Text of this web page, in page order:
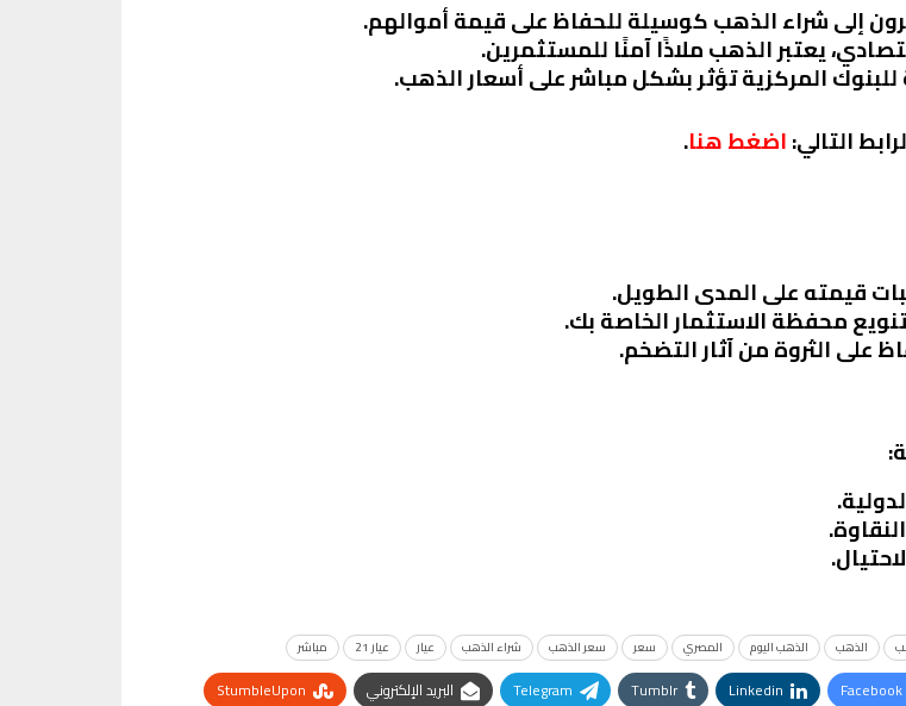
إلى شراء الذهب كوسيلة للحفاظ على قيمة أموالهم.
يعتبر الذهب ملاذًا آمنًا للمستثمرين.
المركزية تؤثر بشكل مباشر على أسعار الذهب.
التالي:اضغط هنا.
قيمته على المدى الطويل.
محفظة الاستثمار الخاصة بك.
على الثروة من آثار التضخم.
الذهب الذهب اليوم المصري سعر سعر الذهب شراء الذهب عيار عيار 21 مباشر
Linkedin
Tumblr
Telegram البريد الإلكتروني
StumbleUpon